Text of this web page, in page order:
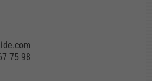
75 98